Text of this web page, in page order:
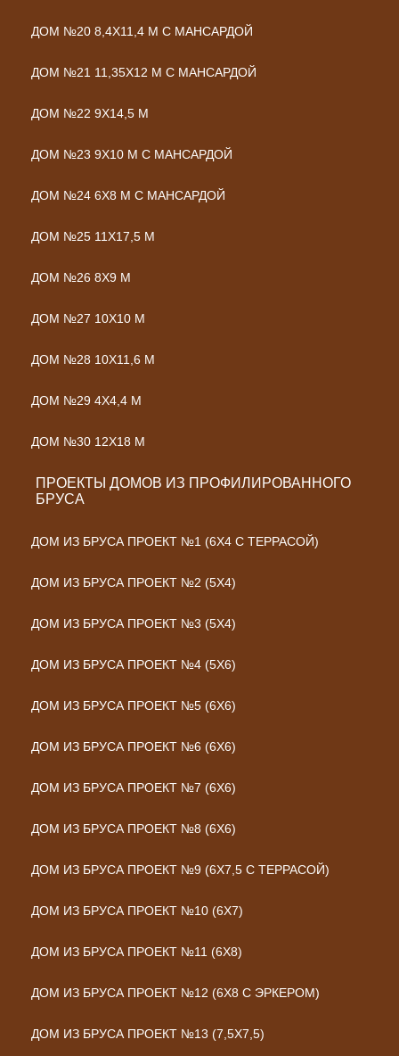
ДОМ №20 8,4Х11,4 М С МАНСАРДОЙ
ДОМ №21 11,35Х12 М С МАНСАРДОЙ
ДОМ №22 9Х14,5 М
ДОМ №23 9Х10 М С МАНСАРДОЙ
ДОМ №24 6Х8 М С МАНСАРДОЙ
ДОМ №25 11Х17,5 М
ДОМ №26 8Х9 М
ДОМ №27 10Х10 М
ДОМ №28 10Х11,6 М
ДОМ №29 4Х4,4 М
ДОМ №30 12Х18 М
ПРОЕКТЫ ДОМОВ ИЗ ПРОФИЛИРОВАННОГО
БРУСА
ДОМ ИЗ БРУСА ПРОЕКТ №1 (6Х4 С ТЕРРАСОЙ)
ДОМ ИЗ БРУСА ПРОЕКТ №2 (5Х4)
ДОМ ИЗ БРУСА ПРОЕКТ №3 (5Х4)
ДОМ ИЗ БРУСА ПРОЕКТ №4 (5Х6)
ДОМ ИЗ БРУСА ПРОЕКТ №5 (6Х6)
ДОМ ИЗ БРУСА ПРОЕКТ №6 (6Х6)
ДОМ ИЗ БРУСА ПРОЕКТ №7 (6Х6)
ДОМ ИЗ БРУСА ПРОЕКТ №8 (6Х6)
ДОМ ИЗ БРУСА ПРОЕКТ №9 (6Х7,5 С ТЕРРАСОЙ)
ДОМ ИЗ БРУСА ПРОЕКТ №10 (6Х7)
ДОМ ИЗ БРУСА ПРОЕКТ №11 (6Х8)
ДОМ ИЗ БРУСА ПРОЕКТ №12 (6Х8 С ЭРКЕРОМ)
ДОМ ИЗ БРУСА ПРОЕКТ №13 (7,5Х7,5)